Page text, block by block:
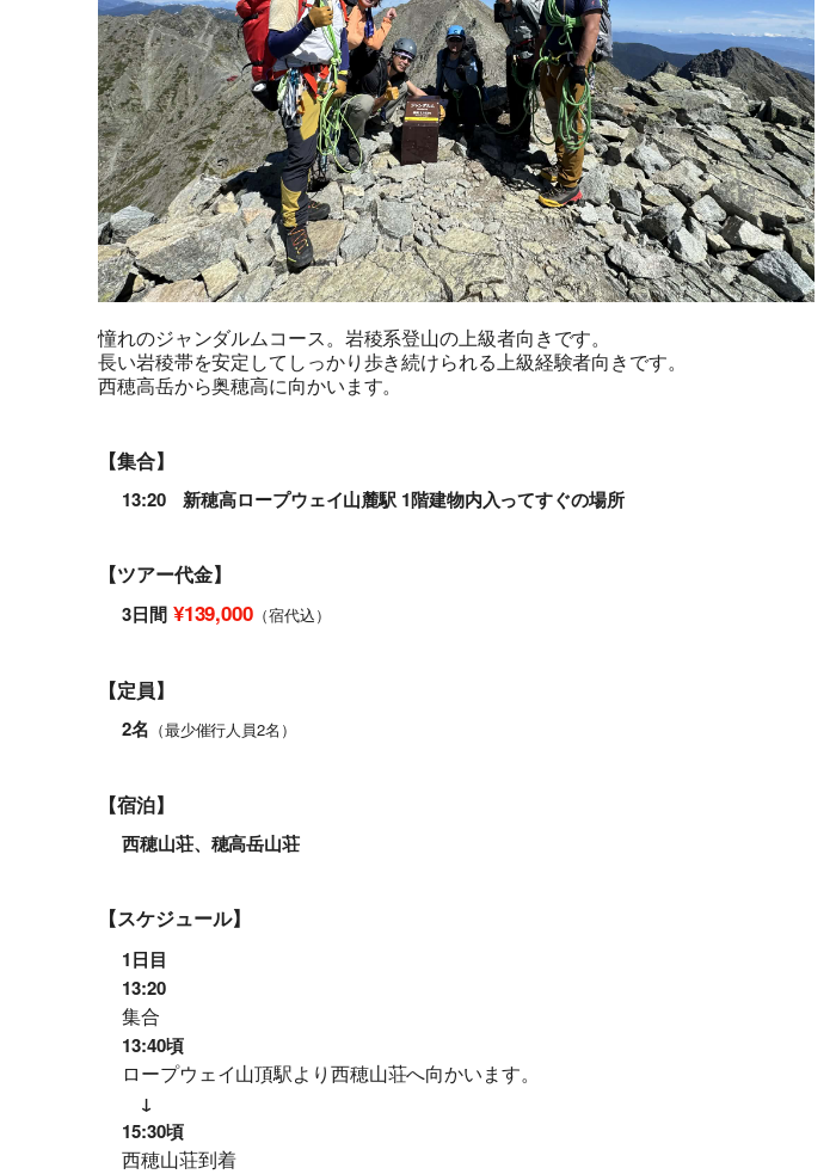
憧れのジャンダルムコース。岩稜系登山の上級者向きです。
長い岩稜帯を安定してしっかり歩き続けられる上級経験者向きです。
西穂高岳から奥穂高に向かいます。
【集合】
13:20 新穂高ロープウェイ山麓駅 1階建物内入ってすぐの場所
【ツアー代金】
3日間 ¥139,000（宿代込）
【定員】
2名 （最少催行人員2名）
【宿泊】
西穂山荘、穂高岳山荘
【スケジュール】
1日目
13:20
集合
13:40頃
ロープウェイ山頂駅より西穂山荘へ向かいます。
↓
15:30頃
西穂山荘到着